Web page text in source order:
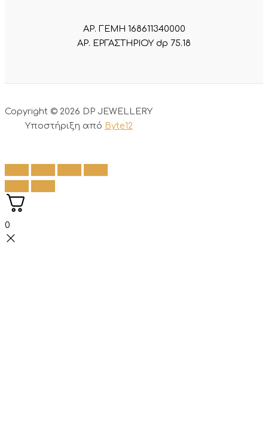
ΑΡ. ΓΕΜΗ 168611340000
ΑΡ. ΕΡΓΑΣΤΗΡΙΟΥ dp 75.18
Copyright © 2026 DP JEWELLERY
Υποστήριξη από Byte12
0